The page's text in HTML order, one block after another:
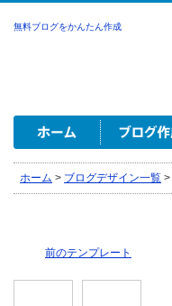
無料ブログをかんたん作成
ホーム > ブログデザイン一覧 >
前のテンプレート